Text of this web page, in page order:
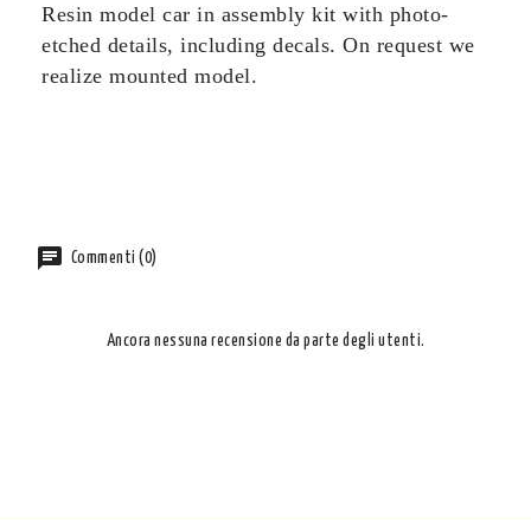
Resin model car in assembly kit with photo-
etched details, including decals. On request we
realize mounted model.
Commenti (0)
Ancora nessuna recensione da parte degli utenti.